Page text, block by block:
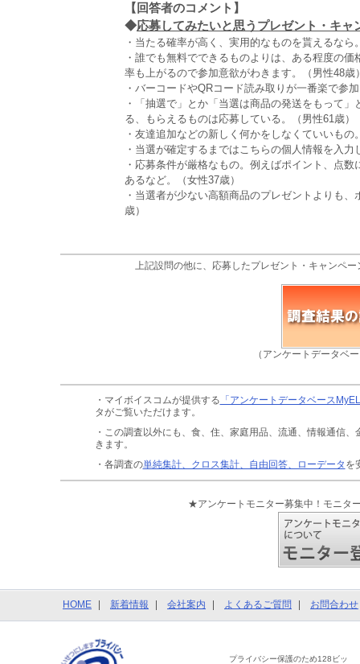
【回答者のコメント】
◆応募してみたいと思うプレゼント・キャ
・当たる確率が高く、実用的なものを貰えるなら
・誰でも無料でできるものよりは、ある程度の
率も上がるので参加意欲がわきます。（男性48歳
・バーコードやQRコード読み取りが一番楽で参
・「抽選で」とか「当選は商品の発送をもって
る、もらえるものは応募している。（男性61歳）
・友達追加などの新しく何かをしなくていいもの
・当選が確定するまではこちらの個人情報を入
・応募条件が厳格なもの。例えばポイント、点
あるなど。（女性37歳）
・当選者が少ない高額商品のプレゼントよりも
歳）
上記設問の他に、応募したプレゼント・キャンペ
（アンケートデータベ
・マイボイスコムが提供する 「アンケートデータベース
タがご覧いただけます。
・この調査以外にも、食、住、家庭用品、流通、情報通信、
きます。
・各調査の単純集計、クロス集計、自由回答、ローデータ を
★アンケートモニター募集中！モニタ
HOME 新着情報 会社案内 よくあるご質問 お問合わせ
プライバシー保護のため128ビッ